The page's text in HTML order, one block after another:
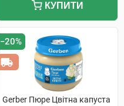
КУПИТИ
−20%
Gerber Пюре Цвітна капуста